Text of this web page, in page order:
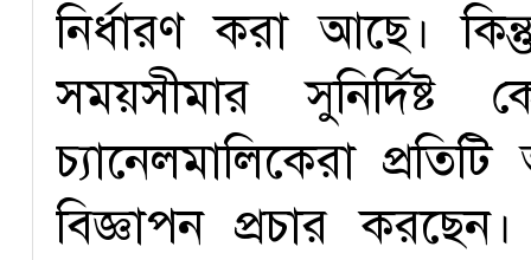
নির্ধারণ করা আছে।
সময়সীমার
চ্যানেলমালিকেরা
বিজ্ঞাপন প্রচার